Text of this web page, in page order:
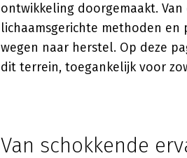
ontwikkeling doorgemaakt.
lichaamsgerichte methoden
wegen naar herstel. Op deze
dit terrein, toegankelijk voor
Van schokkende